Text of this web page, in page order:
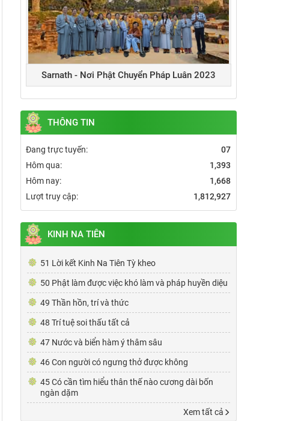
Sarnath - Nơi Phật Chuyển Pháp Luân 2023
THÔNG TIN
Đang trực tuyến:
07
Hôm qua:
1,393
Hôm nay:
1,668
Lượt truy cập:
1,812,927
KINH NA TIÊN
51 Lời kết Kinh Na Tiên Tỳ kheo
50 Phật làm được việc khó làm và pháp huyền diệu
49 Thần hồn, trí và thức
48 Trí tuệ soi thấu tất cả
47 Nước và biển hàm ý thâm sâu
46 Con người có ngưng thở được không
45 Có cần tìm hiểu thân thế nào cương dài bốn
ngàn dặm
Xem tất cả